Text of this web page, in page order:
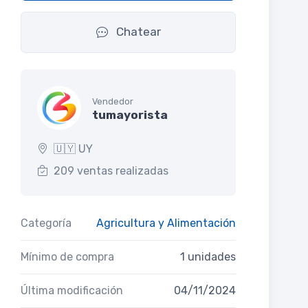
Chatear
Vendedor
tumayorista
🇺🇾 UY
209 ventas realizadas
Categoría Agricultura y Alimentación
Mínimo de compra 1 unidades
Última modificación 04/11/2024